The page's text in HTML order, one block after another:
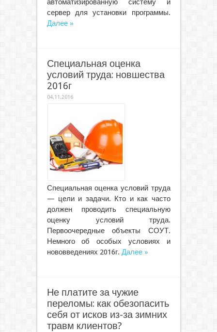
автоматизированную систему и
сервер для установки программы.
Далее »
Специальная оценка
условий труда: новшества
2016г
04.11.2016
Специальная оценка условий труда
— цели и задачи. Кто и как часто
должен проводить специальную
оценку условий труда.
Первоочередные объекты СОУТ.
Немного об особых условиях и
нововведениях 2016г. Далее »
Не платите за чужие
переломы: как обезопасить
себя от исков из-за зимних
травм клиентов?